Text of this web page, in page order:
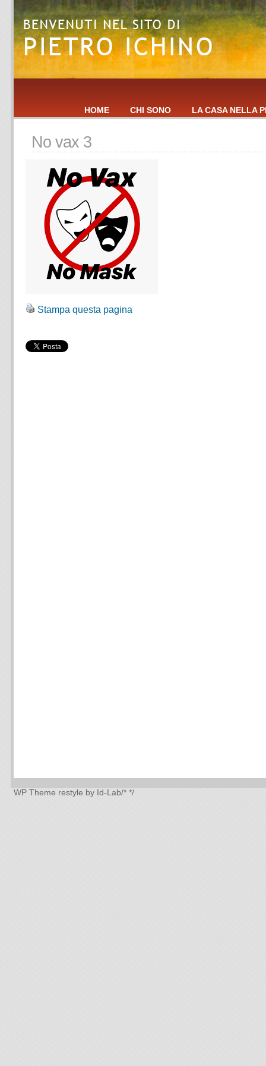
HOME CHI SONO LA CASA NELLA
No vax 3
Stampa questa pagina
WP Theme restyle by Id-Lab/* */